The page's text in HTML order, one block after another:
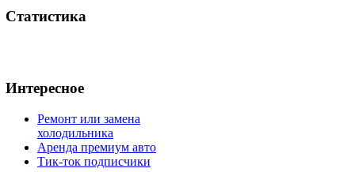
Статистика
Интересное
Ремонт или замена
холодильника
Аренда премиум авто
Тик-ток подписчики